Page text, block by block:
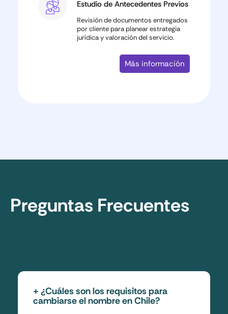
Estudio de Antecedentes Previos
Revisión de documentos entregados
por cliente para planear estrategia
jurídica y valoración del servicio.
Más información
Preguntas Frecuentes
¿Cuáles son los requisitos para
cambiarse el nombre en Chile?